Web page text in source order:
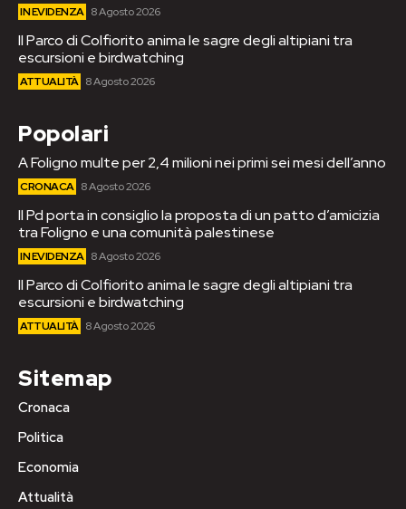
IN EVIDENZA 8 Agosto 2026
Il Parco di Colfiorito anima le sagre degli altipiani tra
escursioni e birdwatching
ATTUALITÀ 8 Agosto 2026
Popolari
A Foligno multe per 2,4 milioni nei primi sei mesi dell’anno
CRONACA 8 Agosto 2026
Il Pd porta in consiglio la proposta di un patto d’amicizia
tra Foligno e una comunità palestinese
IN EVIDENZA 8 Agosto 2026
Il Parco di Colfiorito anima le sagre degli altipiani tra
escursioni e birdwatching
ATTUALITÀ 8 Agosto 2026
Sitemap
Cronaca
Politica
Economia
Attualità